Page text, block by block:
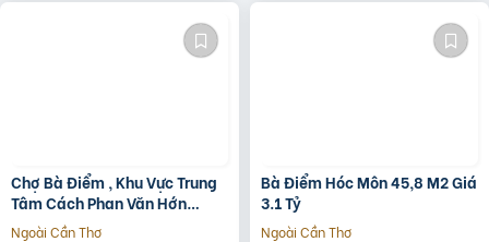
Chợ Bà Điểm , Khu Vực Trung
Tâm Cách Phan Văn Hớn
100m
Ngoài Cần Thơ
Bà Điểm Hóc Môn 45,8 M2 Giá
3.1 Tỷ
Ngoài Cần Thơ